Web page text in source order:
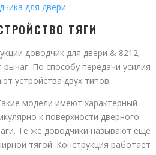
для двери
ТЯГИ
доводчик для двери & 8212;
По способу передачи усилия
устройства двух типов:
модели имеют характерный
к поверхности дверного
Те же доводчики называют еще
тягой. Конструкция работает